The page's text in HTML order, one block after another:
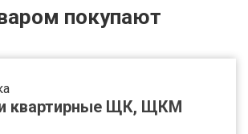
покупают
квартирные ЩК, ЩКМ